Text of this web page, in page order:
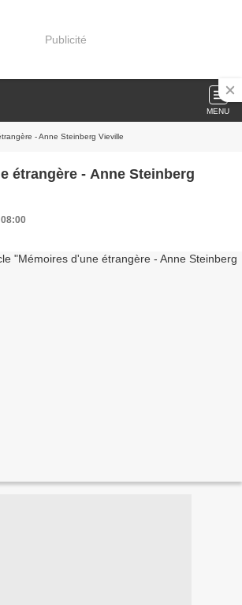
Publicité
MENU
- Anne Steinberg Vieville
étrangère - Anne Steinberg